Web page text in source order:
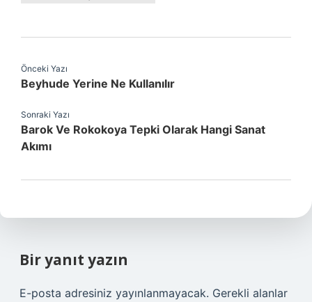
Önceki Yazı
Beyhude Yerine Ne Kullanılır
Sonraki Yazı
Barok Ve Rokokoya Tepki Olarak Hangi Sanat
Akımı
Bir yanıt yazın
E-posta adresiniz yayınlanmayacak. Gerekli alanlar